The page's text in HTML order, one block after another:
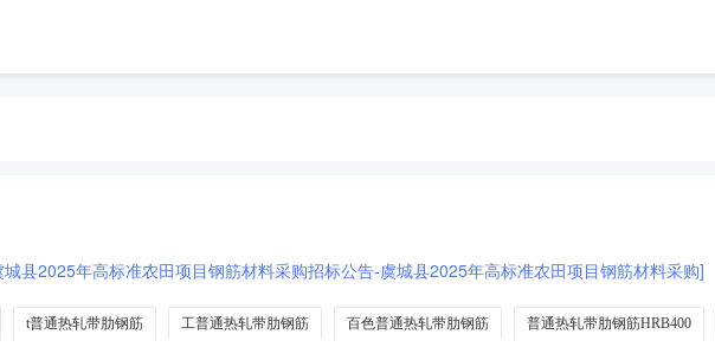
城县2025年高标准农田项目钢筋材料采购招标公告-虞城县2025年高标准农田项目钢筋材料采购]
t普通热轧带肋钢筋 工普通热轧带肋钢筋 百色普通热轧带肋钢筋 普通热轧带肋钢筋HRB400